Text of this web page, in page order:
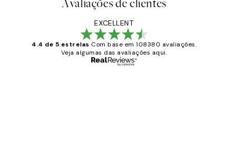
Avaliações de clientes
EXCELLENT
4.4 de 5 estrelas Com base em 108380 avaliações.
Veja algumas das avaliações aqui.